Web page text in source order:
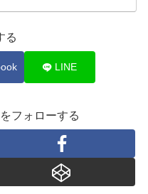
る
LINE
フォローする